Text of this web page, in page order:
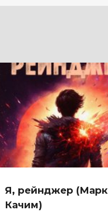
Я, рейнджер (Марк
Качим)